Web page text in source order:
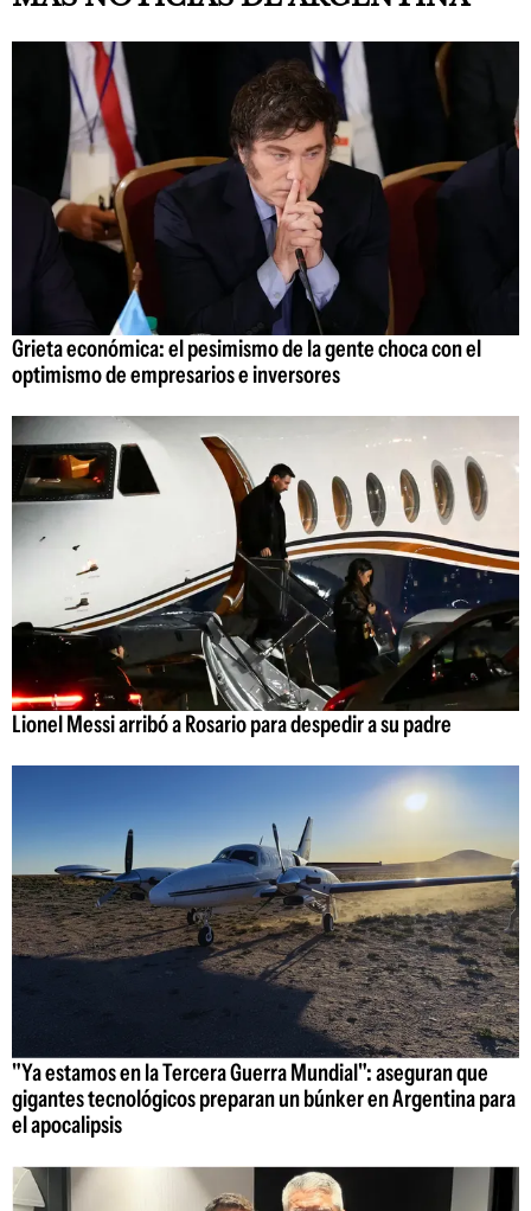
Grieta económica: el pesimismo de la gente choca con el
optimismo de empresarios e inversores
Lionel Messi arribó a Rosario para despedir a su padre
"Ya estamos en la Tercera Guerra Mundial": aseguran que
gigantes tecnológicos preparan un búnker en Argentina para
el apocalipsis